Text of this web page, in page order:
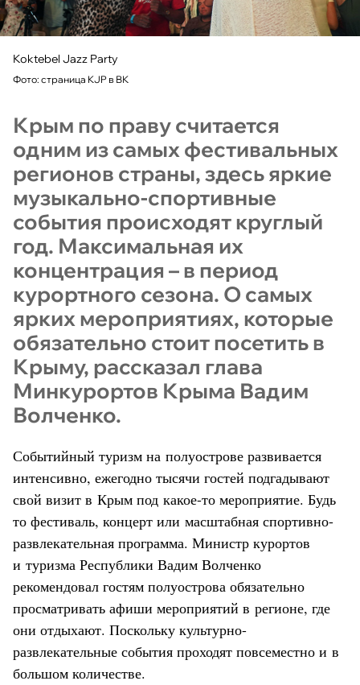
Koktebel Jazz Party
Фото: страница KJP в ВК
Крым по праву считается
одним из самых фестивальных
регионов страны, здесь яркие
музыкально-спортивные
события происходят круглый
год. Максимальная их
концентрация – в период
курортного сезона. О самых
ярких мероприятиях, которые
обязательно стоит посетить в
Крыму, рассказал глава
Минкурортов Крыма Вадим
Волченко.
Событийный туризм на полуострове развивается
интенсивно, ежегодно тысячи гостей подгадывают
свой визит в Крым под какое-то мероприятие. Будь
то фестиваль, концерт или масштабная спортивно-
развлекательная программа. Министр курортов
и туризма Республики Вадим Волченко
рекомендовал гостям полуострова обязательно
просматривать афиши мероприятий в регионе, где
они отдыхают. Поскольку культурно-
развлекательные события проходят повсеместно и в
большом количестве.